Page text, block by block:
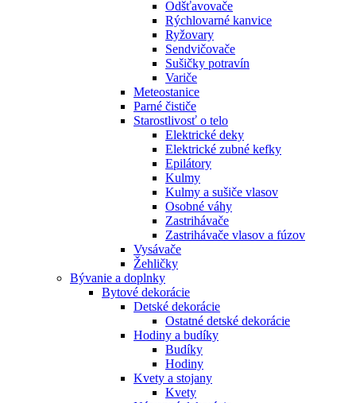
Odšťavovače
Rýchlovarné kanvice
Ryžovary
Sendvičovače
Sušičky potravín
Variče
Meteostanice
Parné čističe
Starostlivosť o telo
Elektrické deky
Elektrické zubné kefky
Epilátory
Kulmy
Kulmy a sušiče vlasov
Osobné váhy
Zastrihávače
Zastrihávače vlasov a fúzov
Vysávače
Žehličky
Bývanie a doplnky
Bytové dekorácie
Detské dekorácie
Ostatné detské dekorácie
Hodiny a budíky
Budíky
Hodiny
Kvety a stojany
Kvety